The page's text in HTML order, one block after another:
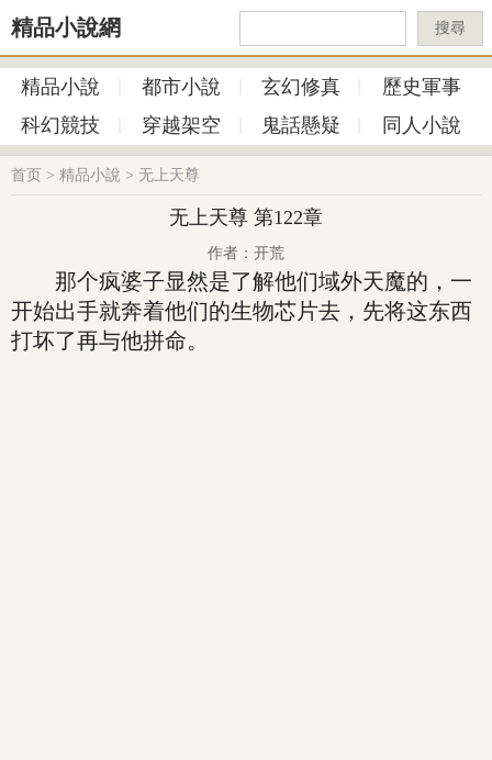
精品小說網 搜尋
精品小說 都市小說 玄幻修真
歷史軍事
科幻競技
穿越架空 鬼話懸疑 同人小說
首页 > 精品小說 > 无上天尊
无上天尊 第122章
作者：开荒
那个疯婆子显然是了解他们域外天魔的，一
开始出手就奔着他们的生物芯片去，先将这东西
打坏了再与他拼命。